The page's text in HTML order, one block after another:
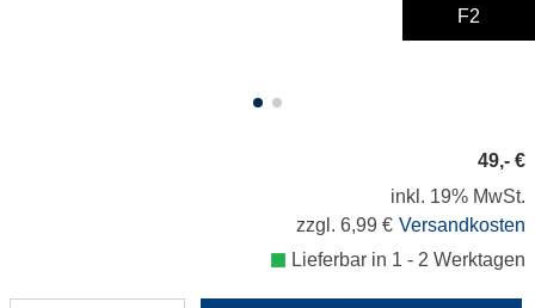
F2
49,- €
inkl. 19% MwSt.
zzgl. 6,99 € Versandkosten
Lieferbar in 1 - 2 Werktagen